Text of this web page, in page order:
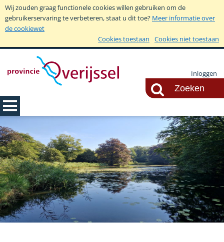
Wij zouden graag functionele cookies willen gebruiken om de
gebruikerservaring te verbeteren, staat u dit toe? Meer informatie over
de cookiewet
Cookies toestaan
Cookies niet toestaan
Inloggen